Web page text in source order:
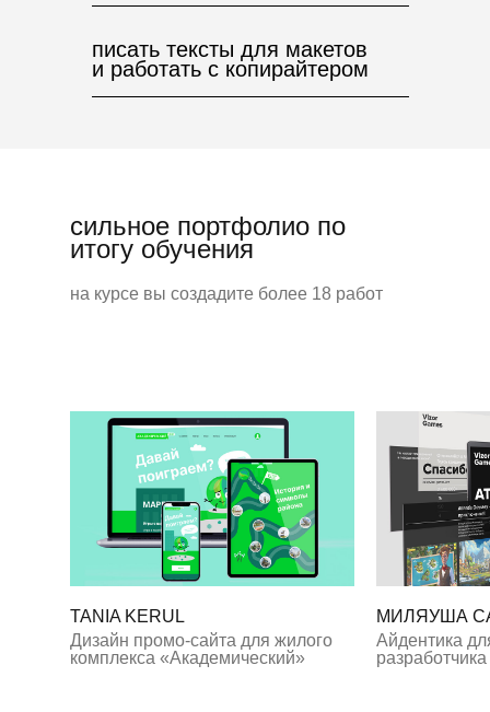
писать тексты для макетов
и работать с копирайтером
сильное портфолио по
итогу обучения
на курсе вы создадите более 18 работ
TANIA KERUL
Дизайн промо-сайта для жилого
комплекса «Академический»
МИЛЯУША
Айдентика